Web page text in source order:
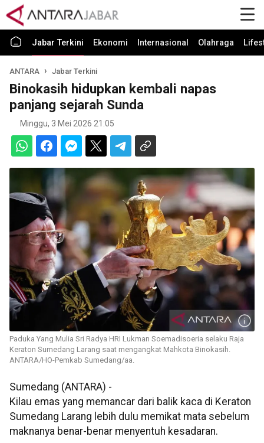
Jabar Terkini Ekonomi Internasional Olahraga
ANTARA Jabar Terkini
Binokasih hidupkan kembali napas
panjang sejarah Sunda
Minggu, 3 Mei 2026 21:05
Paduka Yang Mulia Sri Radya HRI Lukman Soemadisoeria selaku Raja
Keraton Sumedang Larang saat mengangkat Mahkota Binokasih.
ANTARA/HO-Pemkab Sumedang/aa.
Sumedang (ANTARA) -
Kilau emas yang memancar dari balik kaca di Keraton
Sumedang Larang lebih dulu memikat mata sebelum
maknanya benar-benar menyentuh kesadaran.